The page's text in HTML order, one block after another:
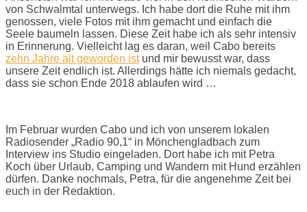
von Schwalmtal unterwegs. Ich habe dort die Ruhe mit ihm
genossen, viele Fotos mit ihm gemacht und einfach die
Seele baumeln lassen. Diese Zeit habe ich als sehr intensiv
in Erinnerung. Vielleicht lag es daran, weil Cabo bereits
zehn Jahre alt geworden istund mir bewusst war, dass
unsere Zeit endlich ist. Allerdings hätte ich niemals gedacht,
dass sie schon Ende 2018 ablaufen wird …
Im Februar wurden Cabo und ich von unserem lokalen
Radiosender „Radio 90,1“ in Mönchengladbach zum
Interview ins Studio eingeladen. Dort habe ich mit Petra
Koch über Urlaub, Camping und Wandern mit Hund erzählen
dürfen. Danke nochmals, Petra, für die angenehme Zeit bei
euch in der Redaktion.